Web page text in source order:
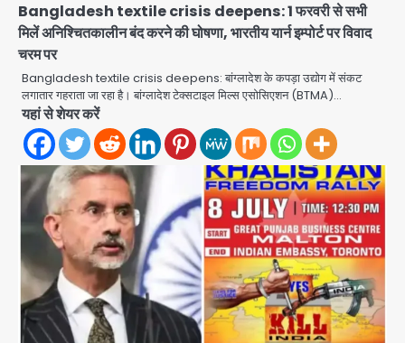
Bangladesh textile crisis deepens: 1 फरवरी से सभी
मिलें अनिश्चितकालीन बंद करने की घोषणा, भारतीय यार्न इम्पोर्ट पर विवाद
चरम पर
Bangladesh textile crisis deepens: बांग्लादेश के कपड़ा उद्योग में संकट
लगातार गहराता जा रहा है। बांग्लादेश टेक्सटाइल मिल्स एसोसिएशन (BTMA)…
यहां से शेयर करें
2
एंटी-बर्गलरी सेल की बड़ी कामयाबी, चोरी के
माल की खरीद-फरोख्त करने वाले गिरोह का
भंडाफोड़
Team JHJ